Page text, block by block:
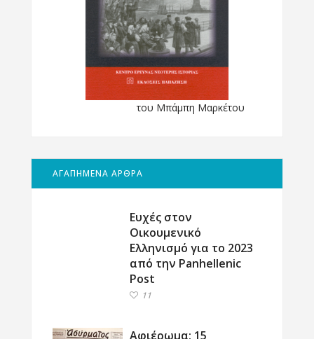
του Μπάμπη Μαρκέτου
ΑΓΑΠΗΜΕΝΑ ΑΡΘΡΑ
Ευχές στον
Οικουμενικό
Ελληνισμό για το 2023
από την Panhellenic
Post
11
Αφιέρωμα: 15